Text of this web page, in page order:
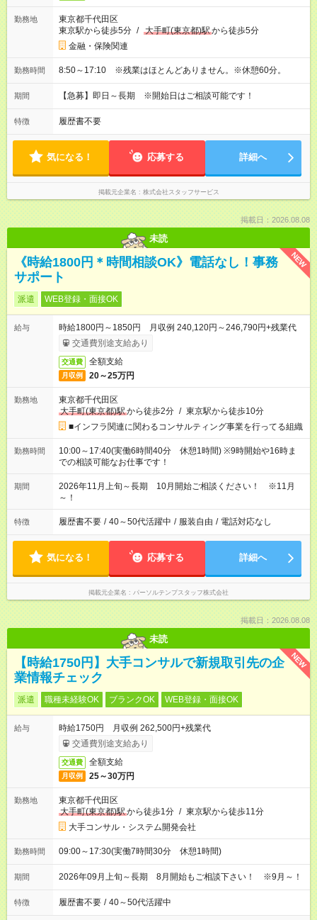
勤務地
東京都千代田区
東京駅から徒歩5分 / 大手町(東京都)駅から徒歩5分
金融・保険関連
勤務時間 8:50～17:10 ※残業はほとんどありません。※休憩60分。
期間 【急募】即日～長期 ※開始日はご相談可能です！
特徴 履歴書不要
気になる！ 応募する 詳細へ
掲載元企業名 株式会社スタッフサービス
掲載日：2026.08.08
未読
NEW
《時給1800円＊時間相談OK》電話なし！事務
サポート
派遣 WEB登録・面接OK
給与
時給1800円～1850円 月収例 240,120円～246,790円+残業代
交通費別途支給あり
交通費 全額支給
月収例 20～25万円
勤務地
東京都千代田区
大手町(東京都)駅から徒歩2分 / 東京駅から徒歩10分
■インフラ関連に関わるコンサルティング事業を行ってる組織
勤務時間
10:00～17:40(実働6時間40分 休憩1時間) ※9時開始や16時ま
での相談可能なお仕事です！
期間
2026年11月上旬～長期 10月開始ご相談ください！ ※11月
～！
特徴 履歴書不要 / 40～50代活躍中 / 服装自由 / 電話対応なし
気になる！ 応募する 詳細へ
掲載元企業名 パーソルテンプスタッフ株式会社
掲載日：2026.08.08
未読
NEW
【時給1750円】大手コンサルで新規取引先の企
業情報チェック
派遣 職種未経験OK ブランクOK WEB登録・面接OK
給与
時給1750円 月収例 262,500円+残業代
交通費別途支給あり
交通費 全額支給
月収例 25～30万円
勤務地
東京都千代田区
大手町(東京都)駅から徒歩1分 / 東京駅から徒歩11分
大手コンサル・システム開発会社
勤務時間 09:00～17:30(実働7時間30分 休憩1時間)
期間 2026年09月上旬～長期 8月開始もご相談下さい！ ※9月～！
特徴 履歴書不要 / 40～50代活躍中